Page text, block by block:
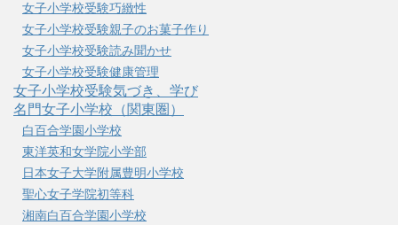
女子小学校受験巧緻性
女子小学校受験親子のお菓子作り
女子小学校受験読み聞かせ
女子小学校受験健康管理
女子小学校受験気づき、学び
名門女子小学校（関東圏）
白百合学園小学校
東洋英和女学院小学部
日本女子大学附属豊明小学校
聖心女子学院初等科
湘南白百合学園小学校